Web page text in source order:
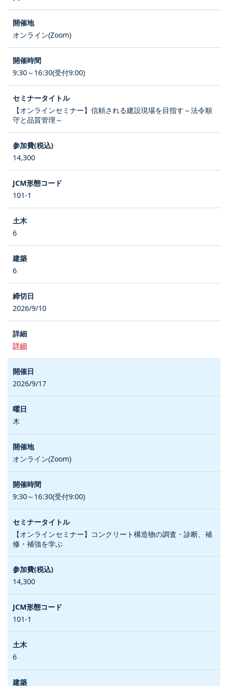
オンライン(Zoom)
9:30～16:30(受付9:00)
【オンラインセミナー】信頼される建設現場を目指す～法令順
守と品質管理～
14,300
101-1
6
6
2026/9/10
詳細
2026/9/17
木
オンライン(Zoom)
9:30～16:30(受付9:00)
【オンラインセミナー】コンクリート構造物の調査・診断、補
修・補強を学ぶ
14,300
101-1
6